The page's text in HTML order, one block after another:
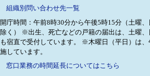
組織別問い合わせ先一覧
開庁時間：午前8時30分から午後5時15分（土曜
除く）
※出生、死亡などの戸籍の届出は、土曜
も宿直で受付しています。
※木曜日（平日）は
施しています。
窓口業務の時間延長についてはこちら